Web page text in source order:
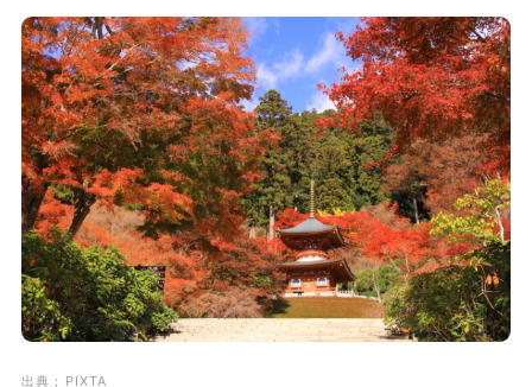
出典；PIXTA